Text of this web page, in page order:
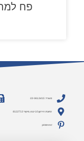
פח
משרד: 03-9613415
כתובת: הירקון 10 יבנה, מיקוד 8122713
pinterest